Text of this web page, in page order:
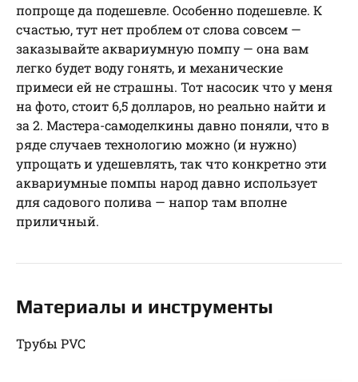
попроще да подешевле. Особенно подешевле. К
счастью, тут нет проблем от слова совсем —
заказывайте аквариумную помпу — она вам
легко будет воду гонять, и механические
примеси ей не страшны. Тот насосик что у меня
на фото, стоит 6,5 долларов, но реально найти и
за 2. Мастера-самоделкины давно поняли, что в
ряде случаев технологию можно (и нужно)
упрощать и удешевлять, так что конкретно эти
аквариумные помпы народ давно использует
для садового полива — напор там вполне
приличный.
Материалы и инструменты
Трубы PVC